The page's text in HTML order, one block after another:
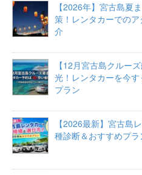
【2026年】宮古島夏
策！レンタカーでの
介
【12月宮古島クルー
光！レンタカーを今
プラン
【2026最新】宮古島
種診断＆おすすめプラ